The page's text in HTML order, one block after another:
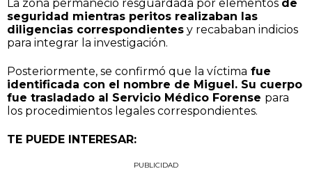
La zona permaneció resguardada por elementos de
seguridad mientras peritos realizaban las
diligencias correspondientes y recababan indicios
para integrar la investigación.
Posteriormente, se confirmó que la víctima fue
identificada con el nombre de Miguel. Su cuerpo
fue trasladado al Servicio Médico Forense para
los procedimientos legales correspondientes.
TE PUEDE INTERESAR:
PUBLICIDAD